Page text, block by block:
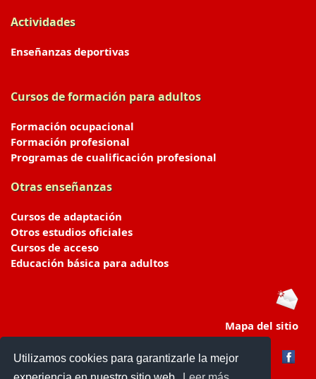
Utilizamos cookies para garantizarle la mejor
Actividades
Enseñanzas deportivas
Cursos de formación para adultos
Formación ocupacional
Formación profesional
Programas de cualificación profesional
Otras enseñanzas
Cursos de adaptación
Otros estudios oficiales
Cursos de acceso
Educación básica para adultos
Mapa del sitio